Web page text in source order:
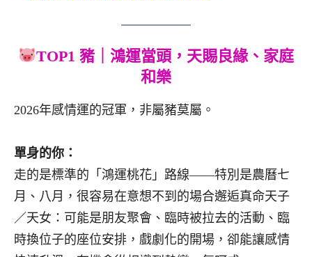
TOP1 豬｜鴻運當頭，天賜良緣、家庭
和樂
2026年感情運的冠軍，非屬豬莫屬。
單身的你：
走的是標準的「鴻運桃花」路線——特別是農曆七
月、八月，很容易在意想不到的場合邂逅真命天子
／天女：可能是朋友聚會、臨時被拉去的活動、臨
時換位子的座位安排，戲劇化的開場，卻能讓感情